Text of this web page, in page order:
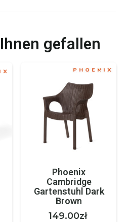
gefallen
Phoenix
Cambridge
Gartenstuhl Dark
Brown
149.00zł